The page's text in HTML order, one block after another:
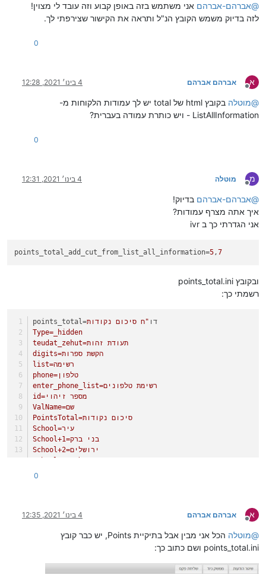
@אברהם-אברהם אני משתמש בזה באופן קבוע וזה עובד לי מצוין!
לזה בדיוק משמש הקובץ הנ"ל ותראה את הקישור שצירפתי לך.
0
א
מנותק
אברהם אברהם 4 בינו׳ 2021, 12:28
@מוטלה
בקובץ html של total יש לך עמודות הלקוחות מ-
ListAllInformation - ויש כותרת עמודה בעברית?
0
מ
מנותק
מוטלה 4 בינו׳ 2021, 12:31
@אברהם-אברהם בדיוק!
איך אתה מצרף עמודות?
אני הגדרתי כך ב ivr
points_total_add_cut_from_list_all_information=5,7
ובקובץ points_total.ini
רשמתי כך:
points_total =דו "ח סיכום נקודות
Type=_hidden
teudat_zehut=תעודת זהות
digits=הקשת ספרות
list=רשימה
phone=טלפון
enter_phone_list=רשימת טלפונים
id=מספר זיהוי
ValName=שם
PointsTotal=סיכום נקודות
School=עיר
School+1=בני ברק
School+2=ירושלים
School+3=אלעד
CutList3+1=בית ישראל
0
א
מנותק
אברהם אברהם 4 בינו׳ 2021, 12:35
@מוטלה
הכל אני מבין אבל בתיקיית Points, יש כבר קובץ
points_total.ini ושם כתוב כך: